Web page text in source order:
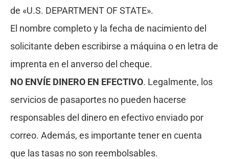
de «U.S. DEPARTMENT OF STATE».
El nombre completo y la fecha de nacimiento del
solicitante deben escribirse a máquina o en letra de
imprenta en el anverso del cheque.
NO ENVÍE DINERO EN EFECTIVO. Legalmente, los
servicios de pasaportes no pueden hacerse
responsables del dinero en efectivo enviado por
correo. Además, es importante tener en cuenta
que las tasas no son reembolsables.